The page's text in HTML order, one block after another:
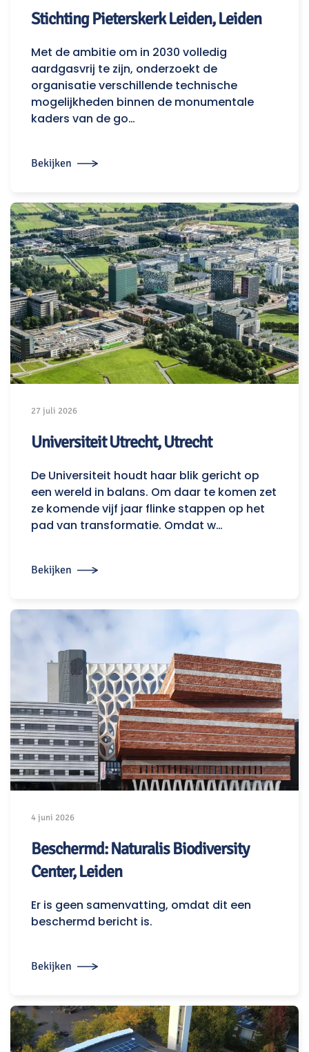
Stichting Pieterskerk Leiden, Leiden
Met de ambitie om in 2030 volledig
aardgasvrij te zijn, onderzoekt de
organisatie verschillende technische
mogelijkheden binnen de monumentale
kaders van de go…
Bekijken
27 juli 2026
Universiteit Utrecht, Utrecht
De Universiteit houdt haar blik gericht op
een wereld in balans. Om daar te komen zet
ze komende vijf jaar flinke stappen op het
pad van transformatie. Omdat w…
Bekijken
4 juni 2026
Beschermd: Naturalis Biodiversity
Center, Leiden
Er is geen samenvatting, omdat dit een
beschermd bericht is.
Bekijken